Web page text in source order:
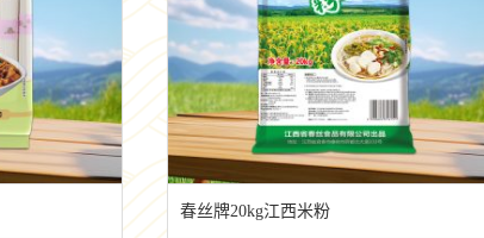
春丝牌20kg江西米粉